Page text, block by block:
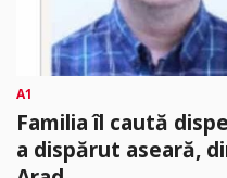
A1
Familia îl caută
a dispărut aseară,